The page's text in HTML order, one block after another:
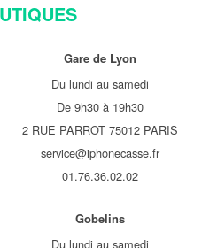
Gare de Lyon
Du lundi au samedi
De 9h30 à 19h30
2 RUE PARROT 75012 PARIS
service@iphonecasse.fr
01.76.36.02.02
Gobelins
Du lundi au samedi